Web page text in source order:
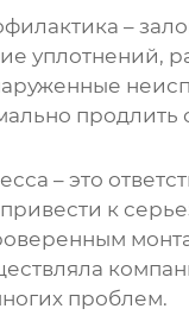
–
уплотнений,
– это
к
проблем.